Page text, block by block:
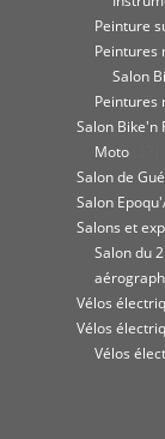
Peinture
Peintures
Salon
Peintures
Salon Bike'n
Moto
Salon de
Salon
Salons et
Salon du
Vélos
Vélos
Vélos